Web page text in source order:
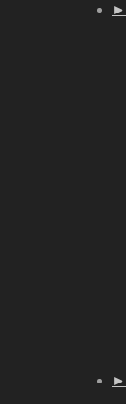
►
►